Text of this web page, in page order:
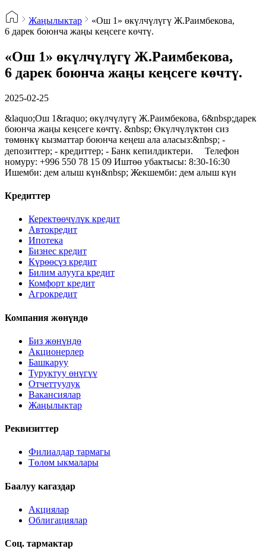
Жаңылыктар
«Ош 1» өкүлчүлүгү Ж.Раимбекова,
6 дарек боюнча жаңы кеңсеге көчтү.
«Ош 1» өкүлчүлүгү Ж.Раимбекова,
6 дарек боюнча жаңы кеңсеге көчтү.
2025-02-25
&laquo;Ош 1&raquo; өкүлчүлүгү Ж.Раимбекова, 6&nbsp;дарек
боюнча жаңы кеңсеге көчтү. &nbsp; Өкүлчүлүктөн сиз
төмөнкү кызматтар боюнча кеңеш ала аласыз:&nbsp; -
депозиттер; - кредиттер; - Банк кепилдиктери. ⠀ Телефон
номуру: +996 550 78 15 09 Иштөө убактысы: 8:30-16:30
Ишемби: дем алыш күн&nbsp; Жекшемби: дем алыш күн
Кредиттер
Керектөөчүлүк кредит
Автокредит
Ипотека
Бизнес кредит
Күрөөсүз кредит
Билим алууга кредит
Комфорт кредит
Агрокредит
Компания жөнүндө
Биз жөнүндө
Акционерлер
Башкаруу
Туруктуу өнүгүү
Отчеттуулук
Вакансиялар
Жаңылыктар
Реквизиттер
Филиалдар тармагы
Төлөм ыкмалары
Баалуу кагаздар
Акциялар
Облигациялар
Соц. тармактар